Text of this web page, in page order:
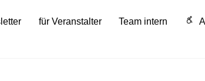
für Veranstalter Team intern